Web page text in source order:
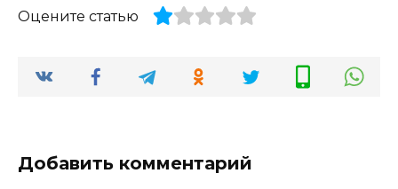
Оцените статью
Добавить комментарий